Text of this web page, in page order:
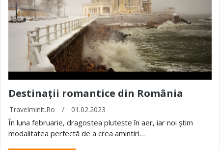
Destinații romantice din România
Travelminit.ro / 01.02.2023
În luna februarie, dragostea plutește în aer, iar noi știm
modalitatea perfectă de a crea amintiri…